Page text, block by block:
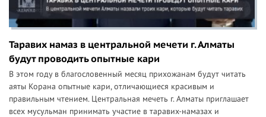
Таравих намаз в центральной мечети г. Алматы
будут проводить опытные кари
В этом году в благословенный месяц прихожанам будут читать
аяты Корана опытные кари, отличающиеся красивым и
правильным чтением. Центральная мечеть г. Алматы приглашает
всех мусульман принимать участие в таравих-намазах и